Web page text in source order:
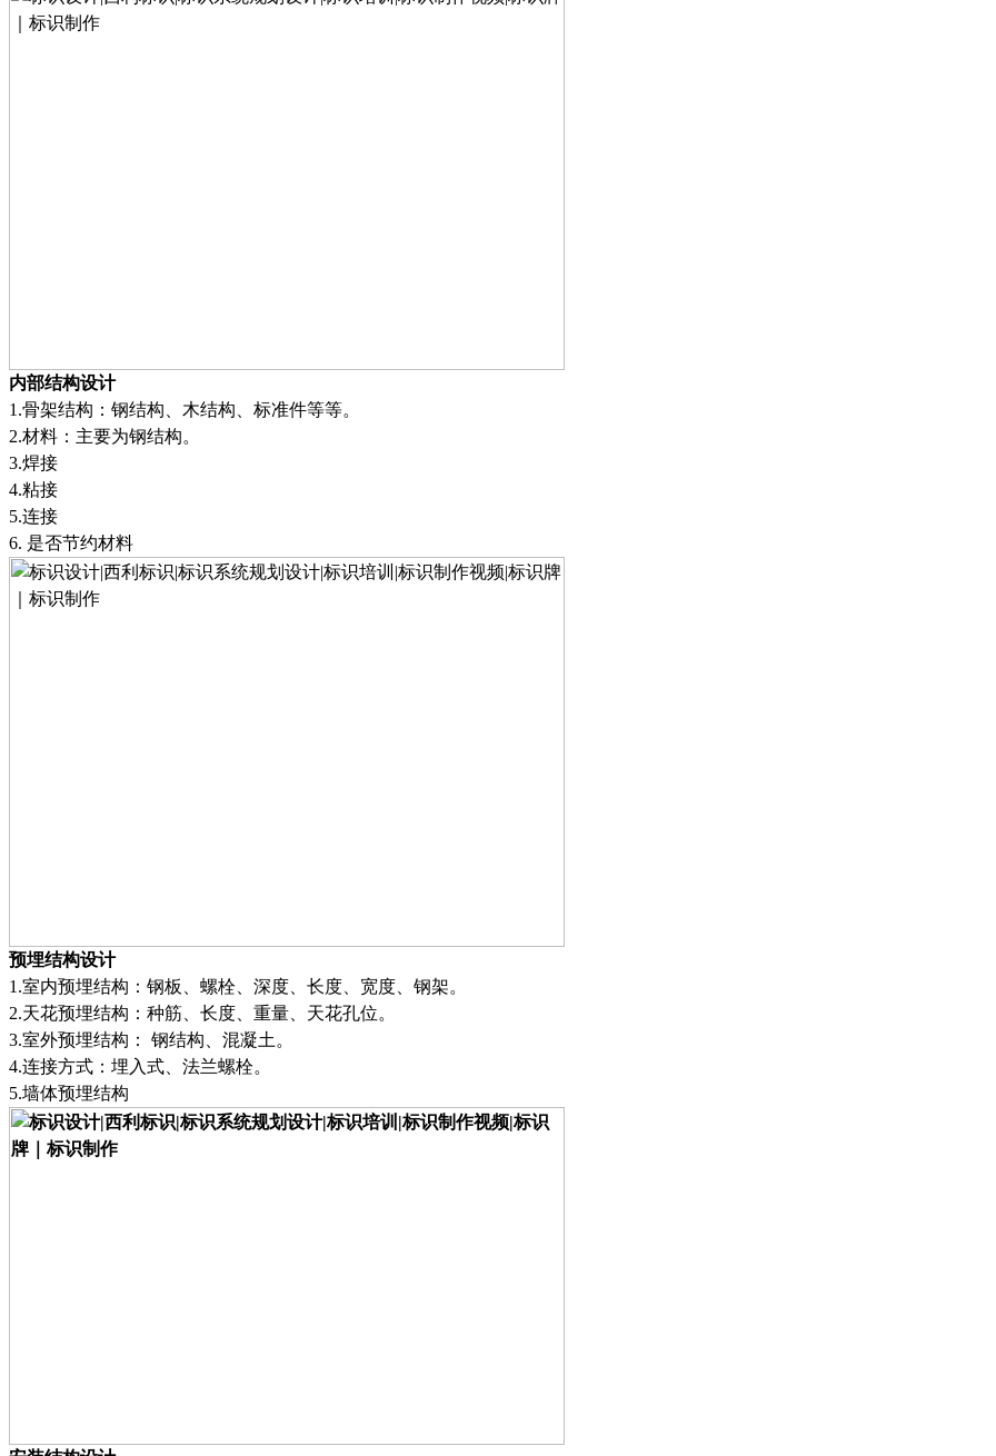
内部结构设计
1.骨架结构 ： 钢结构、木结构、标准件等等。
2.材料 ： 主要为钢结构。
3.焊接
4.粘接
5.连接
6. 是否节约材料
预埋结构设计
1.室内预埋结构 ： 钢板、螺栓、深度、长度、宽度、钢架。
2.天花预埋结构 ： 种筋、长度、重量、天花孔位。
3.室外预埋结构 ： 钢结构、混凝土 。
4.连接方式 ： 埋入式、法兰螺栓。
5.墙体预埋结构